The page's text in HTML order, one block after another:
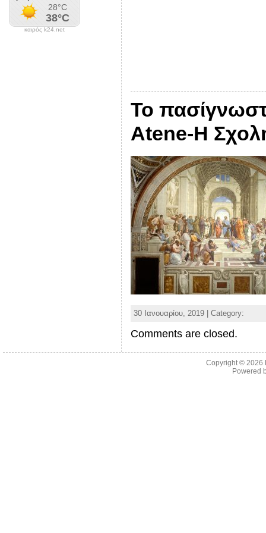
καιρός k24.net
Το
Atene-Η
30 Ιανουαρίου, 2019 | Category:
Comments are closed.
Copyright © 2026
Powered